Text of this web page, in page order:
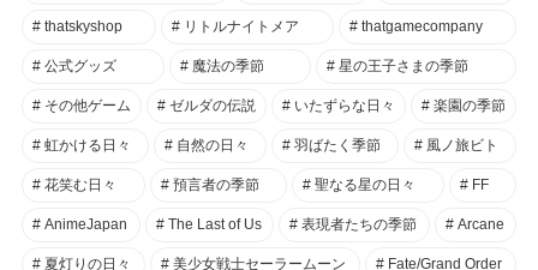
thatskyshop リトルナイトメア thatgamecompany
公式グッズ 魔法の季節 星の王子さまの季節
その他ゲーム ゼルダの伝説 いたずらな日々 楽園の季節
虹かける日々 自然の日々 羽ばたく季節 風ノ旅ビト
花笑む日々 預言者の季節 聖なる星の日々 FF
AnimeJapan The Last of Us 表現者たちの季節 Arcane
夏灯りの日々 美少女戦士セーラームーン Fate/Grand Order